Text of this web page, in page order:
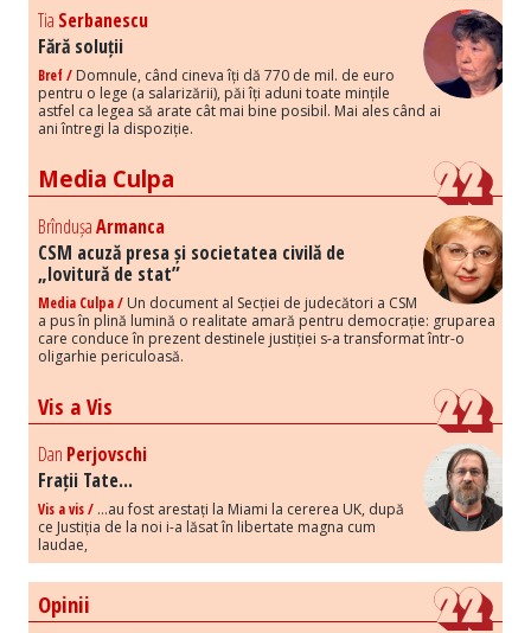
Tia Serbanescu
Fără soluții
Bref / Domnule, când cineva îți dă 770 de mil. de euro
pentru o lege (a salarizării), păi îți aduni toate mințile
astfel ca legea să arate cât mai bine posibil. Mai ales când ai
ani întregi la dispoziție.
Media Culpa
BrîndușaArmanca
CSM acuză presa și societatea civilă de
„lovitură de stat”
Media Culpa / Un document al Secției de judecători a CSM
a pus în plină lumină o realitate amară pentru democrație: gruparea
care conduce în prezent destinele justiției s-a transformat într-o
oligarhie periculoasă.
Vis a Vis
Dan Perjovschi
Frații Tate...
Vis a vis / ...au fost arestați la Miami la cererea UK, după
ce Justiția de la noi i-a lăsat în libertate magna cum
laudae,
Opinii